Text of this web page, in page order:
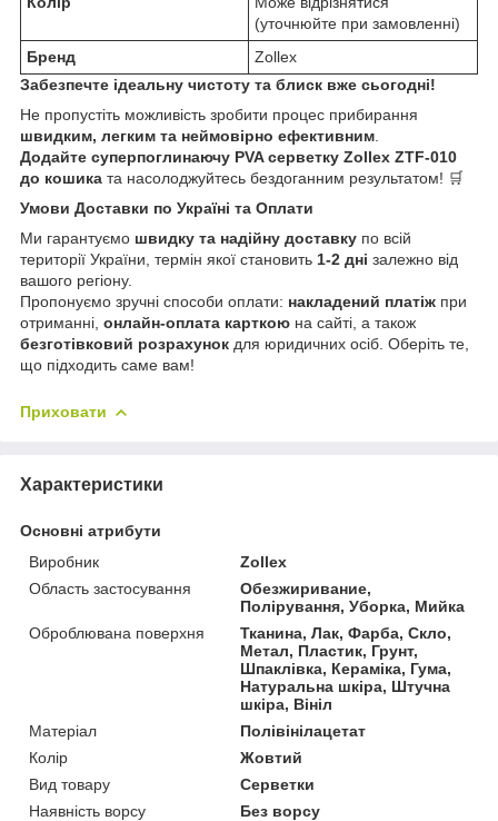
(уточнюйте при замовленні)
Бренд
Zollex
Забезпечте ідеальну чистоту та блиск вже сьогодні!
Не пропустіть можливість зробити процес прибирання
швидким, легким та неймовірно ефективним
Додайте суперпоглинаючу PVA серветку Zollex ZTF-010
до кошика та насолоджуйтесь бездоганним результатом! 🛒
Умови Доставки по Україні та Оплати
Ми гарантуємо швидку та надійну доставку по всій
території України, термін якої становить 1-2 дні залежно від
вашого регіону.
Пропонуємо зручні способи оплати: накладений платіж при
отриманні, онлайн-оплата карткою на сайті, а також
безготівковий розрахунок для юридичних осіб. Оберіть те,
що підходить саме вам!
Приховати
Характеристики
Основні атрибути
Виробник
Zollex
Область застосування
Обезжиривание,
Полірування, Уборка, Мийка
Оброблювана поверхня
Тканина, Лак, Фарба, Скло,
Метал, Пластик, Грунт,
Шпаклівка, Кераміка, Гума,
Натуральна шкіра, Штучна
шкіра, Вініл
Матеріал
Полівінілацетат
Колір
Жовтий
Вид товару
Серветки
Наявність ворсу
Без ворсу